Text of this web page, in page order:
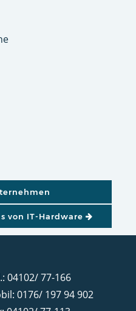
von IT-Hardware
04102/ 77-166
0176/ 197 94 902